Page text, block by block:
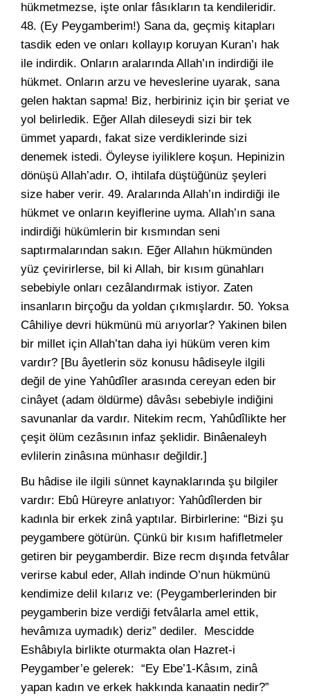
hükmetmezse, işte onlar fâsıkların ta kendileridir.
48. (Ey Peygamberim!) Sana da, geçmiş kitapları
tasdik eden ve onları kollayıp koruyan Kuran’ı hak
ile indirdik. Onların aralarında Allah’ın indirdiği ile
hükmet. Onların arzu ve heveslerine uyarak, sana
gelen haktan sapma! Biz, herbiriniz için bir şeriat ve
yol belirledik. Eğer Allah dileseydi sizi bir tek
ümmet yapardı, fakat size verdiklerinde sizi
denemek istedi. Öyleyse iyiliklere koşun. Hepinizin
dönüşü Allah’adır. O, ihtilafa düştüğünüz şeyleri
size haber verir. 49. Aralarında Allah’ın indirdiği ile
hükmet ve onların keyiflerine uyma. Allah’ın sana
indirdiği hükümlerin bir kısmından seni
saptırmalarından sakın. Eğer Allahın hükmünden
yüz çevirirlerse, bil ki Allah, bir kısım günahları
sebebiyle onları cezâlandırmak istiyor. Zaten
insanların birçoğu da yoldan çıkmışlardır. 50. Yoksa
Câhiliye devri hükmünü mü arıyorlar? Yakinen bilen
bir millet için Allah’tan daha iyi hüküm veren kim
vardır? [Bu âyetlerin söz konusu hâdiseyle ilgili
değil de yine Yahûdîler arasında cereyan eden bir
cinâyet (adam öldürme) dâvâsı sebebiyle indiğini
savunanlar da vardır. Nitekim recm, Yahûdîlikte her
çeşit ölüm cezâsının infaz şeklidir. Binâenaleyh
evlilerin zinâsına münhasır değildir.]
Bu hâdise ile ilgili sünnet kaynaklarında şu bilgiler
vardır: Ebû Hüreyre anlatıyor: Yahûdîlerden bir
kadınla bir erkek zinâ yaptılar. Birbirlerine: “Bizi şu
peygambere götürün. Çünkü bir kısım hafifletmeler
getiren bir peygamberdir. Bize recm dışında fetvâlar
verirse kabul eder, Allah indinde O’nun hükmünü
kendimize delil kılarız ve: (Peygamberlerinden bir
peygamberin bize verdiği fetvâlarla amel ettik,
hevâmıza uymadık) deriz” dediler. Mescidde
Eshâbıyla birlikte oturmakta olan Hazret-i
Peygamber’e gelerek: “Ey Ebe’1-Kâsım, zinâ
yapan kadın ve erkek hakkında kanaatin nedir?”